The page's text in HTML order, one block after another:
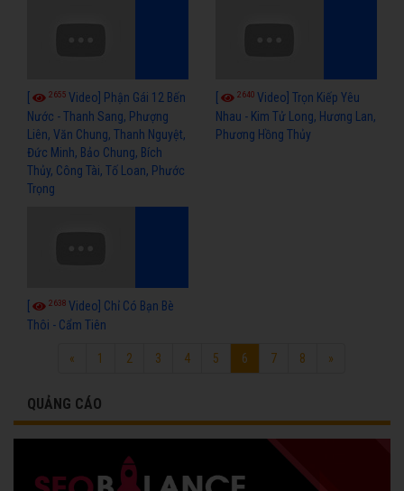
2655 Video] Phận Gái 12 Bến
Nước - Thanh Sang, Phượng
Liên, Văn Chung, Thanh Nguyệt,
Đức Minh, Bảo Chung, Bích
Thủy, Công Tài, Tố Loan, Phước
Trọng
2640 Video] Trọn Kiếp Yêu
Nhau - Kim Tử Long, Hương Lan,
Phương Hồng Thủy
2638 Video] Chỉ Có Bạn Bè
Thôi - Cẩm Tiên
« 1 2 3 4 5 6 7 8 »
QUẢNG CÁO